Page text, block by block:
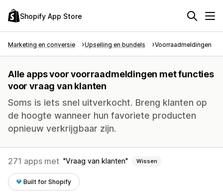
Shopify App Store
Marketing en conversie Upselling en bundels Voorraadmeldingen
Alle apps voor voorraadmeldingen met functies
voor vraag van klanten
Soms is iets snel uitverkocht. Breng klanten op
de hoogte wanneer hun favoriete producten
opnieuw verkrijgbaar zijn.
271 apps met Vraag van klanten Wissen
Built for Shopify